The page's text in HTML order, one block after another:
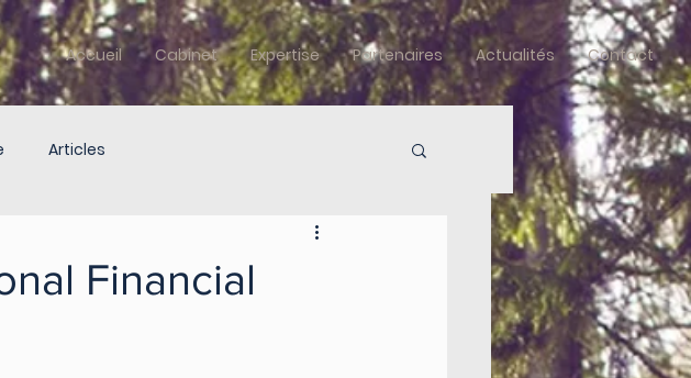
Accueil Cabinet Expertise Partenaires Actualités Contact
Articles
Financial